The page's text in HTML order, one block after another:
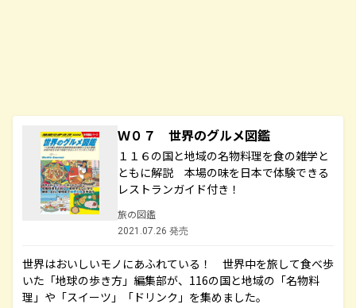
Ｗ０７ 世界のグルメ図鑑
１１６の国と地域の名物料理を食の雑学と
ともに解説 本場の味を日本で体験できる
レストランガイド付き！
旅の図鑑
2021.07.26 発売
世界はおいしいモノにあふれている！ 世界中を旅して食べ歩
いた「地球の歩き方」編集部が、116の国と地域の「名物料
理」や「スイーツ」「ドリンク」を集めました。